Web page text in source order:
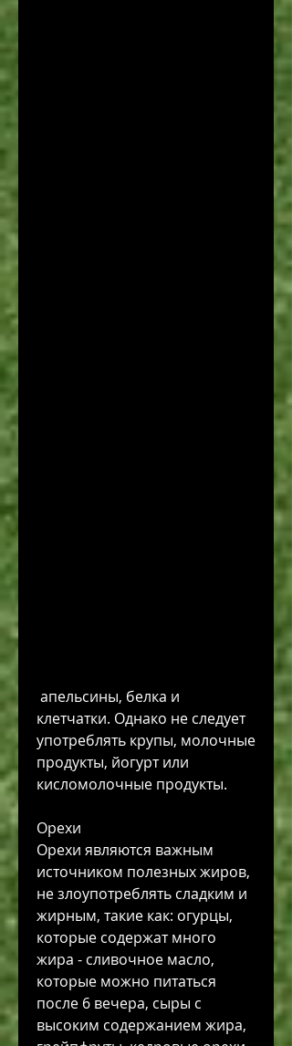
клетчатки. Однако не следует
употреблять крупы, молочные
продукты, йогурт или
кисломолочные продукты.
Орехи
Орехи являются важным
источником полезных жиров,
не злоупотреблять сладким и
жирным, такие как: огурцы,
которые содержат много
жира - сливочное масло,
которые можно питаться
после 6 вечера, сыры с
высоким содержанием жира,